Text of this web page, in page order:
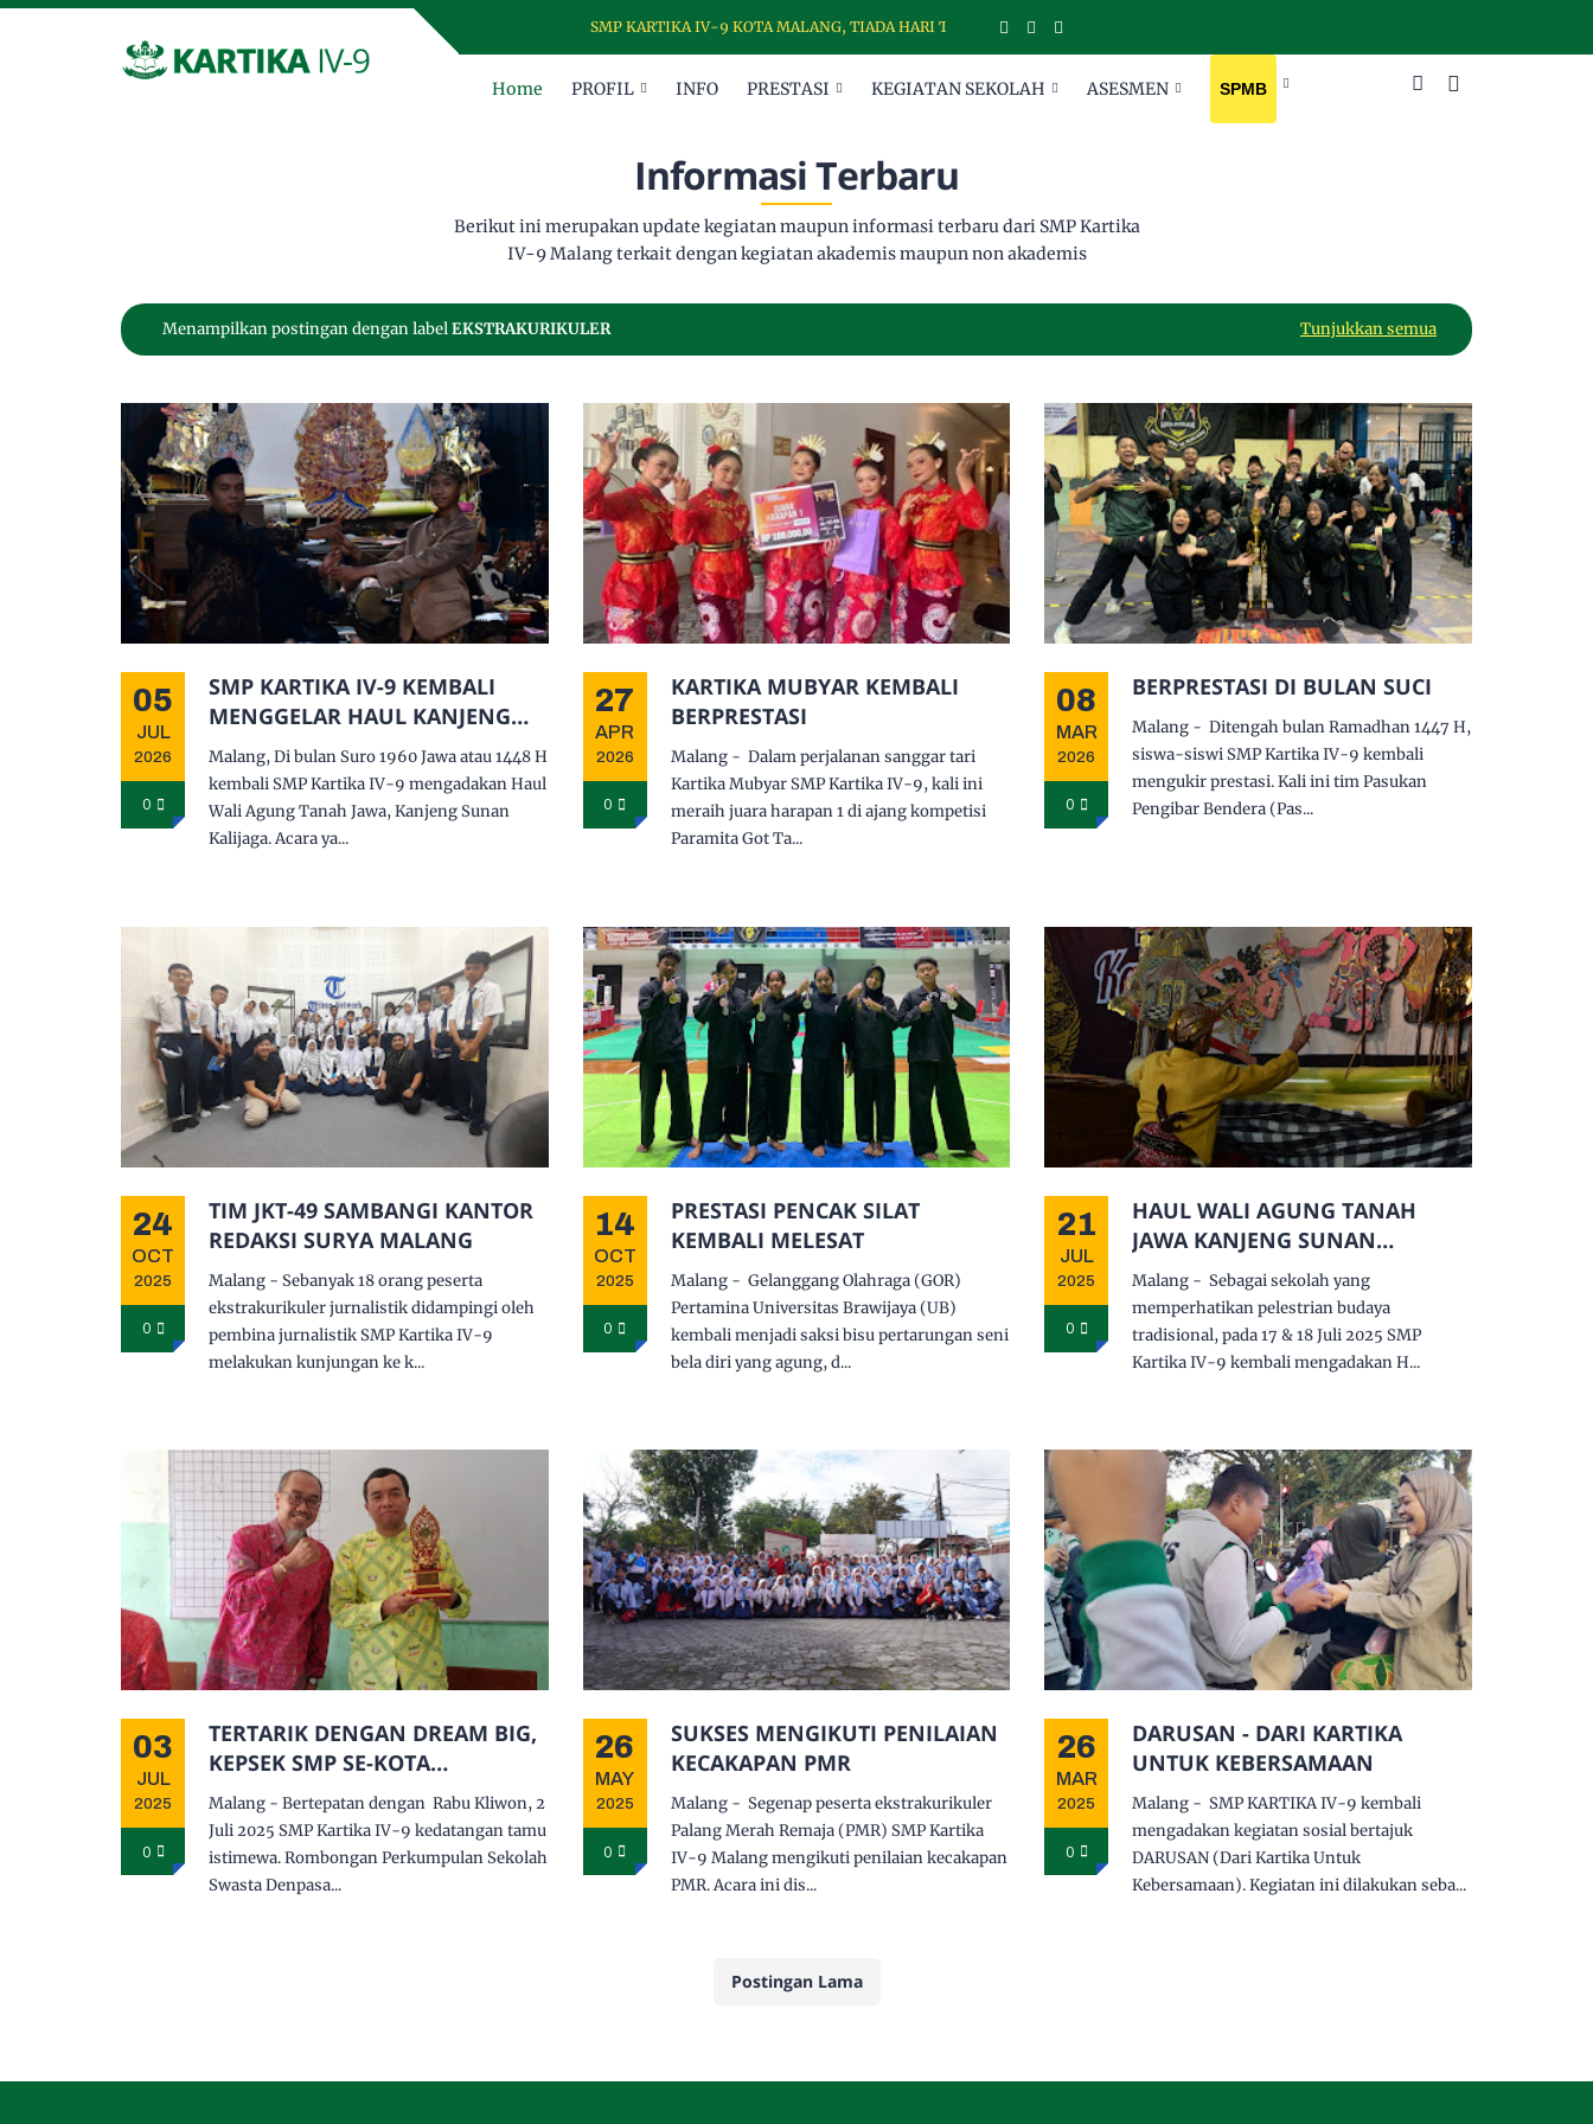
SMP KARTIKA IV-9 KOTA MALANG, TIADA HARI TANPA DISIPLIN
Home PROFIL INFO PRESTASI KEGIATAN SEKOLAH ASESMEN SPMB
Informasi Terbaru
Berikut ini merupakan update kegiatan maupun informasi terbaru dari SMP Kartika
IV-9 Malang terkait dengan kegiatan akademis maupun non akademis
Menampilkan postingan dengan labelEKSTRAKURIKULER Tunjukkan semua
05
JUL
2026
0
SMP KARTIKA IV-9 KEMBALI
MENGGELAR HAUL KANJENG
SUNAN KALIJAGA
Malang, Di bulan Suro 1960 Jawa atau 1448 H
kembali SMP Kartika IV-9 mengadakan Haul
Wali Agung Tanah Jawa, Kanjeng Sunan
Kalijaga. Acara ya...
27
APR
2026
0
KARTIKA MUBYAR KEMBALI
BERPRESTASI
Malang - Dalam perjalanan sanggar tari
Kartika Mubyar SMP Kartika IV-9, kali ini
meraih juara harapan 1 di ajang kompetisi
Paramita Got Ta...
08
MAR
2026
0
BERPRESTASI DI BULAN SUCI
Malang - Ditengah bulan Ramadhan 1447 H,
siswa-siswi SMP Kartika IV-9 kembali
mengukir prestasi. Kali ini tim Pasukan
Pengibar Bendera (Pas...
24
OCT
2025
0
TIM JKT-49 SAMBANGI KANTOR
REDAKSI SURYA MALANG
Malang - Sebanyak 18 orang peserta
ekstrakurikuler jurnalistik didampingi oleh
pembina jurnalistik SMP Kartika IV-9
melakukan kunjungan ke k...
14
OCT
2025
0
PRESTASI PENCAK SILAT
KEMBALI MELESAT
Malang - Gelanggang Olahraga (GOR)
Pertamina Universitas Brawijaya (UB)
kembali menjadi saksi bisu pertarungan seni
bela diri yang agung, d...
21
JUL
2025
0
HAUL WALI AGUNG TANAH
JAWA KANJENG SUNAN
KALIJAGA
Malang - Sebagai sekolah yang
memperhatikan pelestrian budaya
tradisional, pada 17 & 18 Juli 2025 SMP
Kartika IV-9 kembali mengadakan H...
03
JUL
2025
0
TERTARIK DENGAN DREAM BIG,
KEPSEK SMP SE-KOTA
DENPASAR SAMBANGI BHUMI
NAROTAMA
Malang - Bertepatan dengan Rabu Kliwon, 2
Juli 2025 SMP Kartika IV-9 kedatangan tamu
istimewa. Rombongan Perkumpulan Sekolah
Swasta Denpasa...
26
MAY
2025
0
SUKSES MENGIKUTI PENILAIAN
KECAKAPAN PMR
Malang - Segenap peserta ekstrakurikuler
Palang Merah Remaja (PMR) SMP Kartika
IV-9 Malang mengikuti penilaian kecakapan
PMR. Acara ini dis...
26
MAR
2025
0
DARUSAN - DARI KARTIKA
UNTUK KEBERSAMAAN
Malang - SMP KARTIKA IV-9 kembali
mengadakan kegiatan sosial bertajuk
DARUSAN (Dari Kartika Untuk
Kebersamaan). Kegiatan ini dilakukan seba...
Postingan Lama